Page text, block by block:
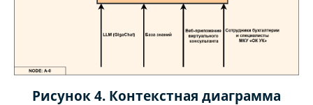
Рисунок 4. Контекстная диаграмма